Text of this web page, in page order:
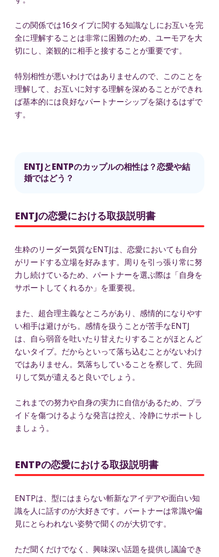
この関係では16タイプに関する知識なしにお互いを完
全に理解することは非常に困難のため、ユーモアを大
切にし、楽観的に相手と接することが重要です。
特別相性が悪いわけではありませんので、このことを
理解して、お互いに対する理解を深めることができれ
ば基本的には良好なパートナーシップを築けるはずで
す。
ENTJとENTPのカップルの相性は？恋愛や結
婚ではどう？
ENTJの恋愛における取扱説明書
生粋のリーダー気質なENTJは、恋愛においても自分
がリードする立場を好みます。周りを引っ張り常に努
力し続けているため、パートナーを選ぶ際は「自身を
サポートしてくれるか」を重要視。
また、超合理主義なところがあり、感情的になりやす
い相手は避けがち。感情を扱うことが苦手なENTJ
は、自ら弱音を吐いたり甘えたりすることがほとんど
ないタイプ。だからといって落ち込むことがないわけ
ではありません。気落ちしていることを察して、先回
りして気が遣えると良いでしょう。
これまでの努力や自身の実力に自信があるため、プラ
イドを傷つけるような発言は控え、冷静にサポートし
ましょう。
ENTPの恋愛における取扱説明書
ENTPは、型にはまらない斬新なアイデアや面白い知
識を人に話すのが大好きです。パートナーは常識や偏
見にとらわれない姿勢で聞くのが大切です。
ただ聞くだけでなく、興味深い話題を提供し議論でき